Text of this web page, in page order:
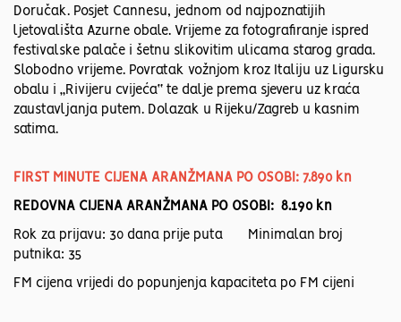
Doručak. Posjet Cannesu, jednom od najpoznatijih
ljetovališta Azurne obale. Vrijeme za fotografiranje ispred
festivalske palače i šetnu slikovitim ulicama starog grada.
Slobodno vrijeme. Povratak vožnjom kroz Italiju uz Ligursku
obalu i „Rivijeru cvijeća“ te dalje prema sjeveru uz kraća
zaustavljanja putem. Dolazak u Rijeku/Zagreb u kasnim
satima.
FIRST MINUTE CIJENA ARANŽMANA PO OSOBI: 7.890 kn
REDOVNA CIJENA ARANŽMANA PO OSOBI: 8.190 kn
Rok za prijavu: 30 dana prije puta Minimalan broj
putnika: 35
FM cijena vrijedi do popunjenja kapaciteta po FM cijeni